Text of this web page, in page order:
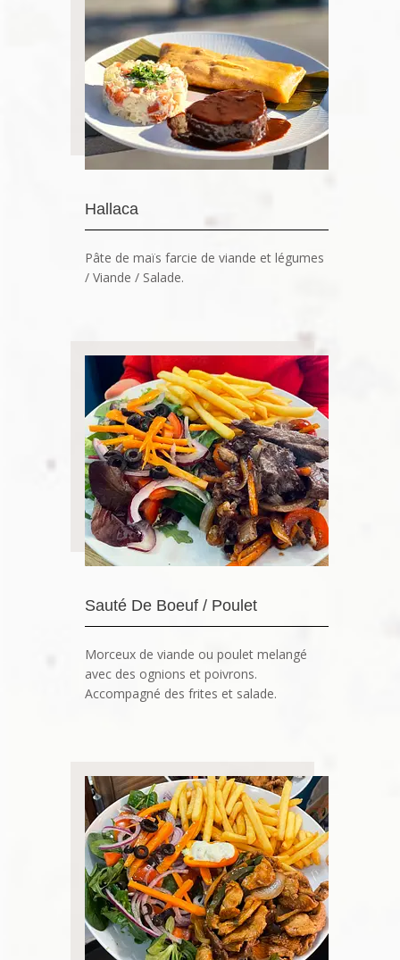
Hallaca
Pâte de maïs farcie de viande et légumes
/ Viande / Salade.
Sauté De Boeuf / Poulet
Morceux de viande ou poulet melangé
avec des ognions et poivrons.
Accompagné des frites et salade.